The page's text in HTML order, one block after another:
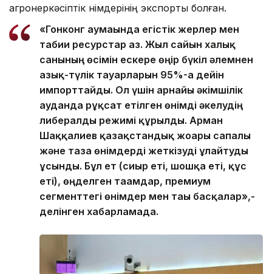
агроөнеркәсіптік өнімдерінің экспорты болған.
«Гонконг аумағында егістік жерлер мен
табиғи ресурстар аз. Жыл сайын халық
санының өсімін ескере өңір бүкіл әлемнен
азық-түлік тауарларын 95%-ға дейін
импорттайды. Ол үшін арнайы әкімшілік
ауданда рұқсат етілген өнімді әкелудің
либералды режимі құрылды. Арман
Шаққалиев қазақстандық жоғары сапалы
және таза өнімдерді жеткізуді ұлғайтуды
ұсынды. Бұл ет (сиыр еті, шошқа еті, құс
еті), өңделген тағамдар, премиум
сегменттегі өнімдер мен тағы басқалар»,-
делінген хабарламада.